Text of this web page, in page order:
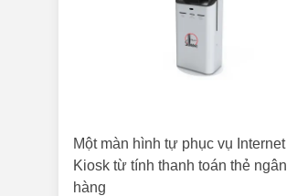
Một màn hình tự phục vụ Internet
Kiosk từ tính thanh toán thẻ ngân
hàng